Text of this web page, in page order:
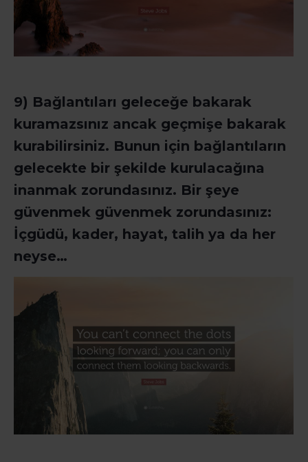
9) Bağlantıları geleceğe bakarak
kuramazsınız ancak geçmişe bakarak
kurabilirsiniz. Bunun için bağlantıların
gelecekte bir şekilde kurulacağına
inanmak zorundasınız. Bir şeye
güvenmek güvenmek zorundasınız:
İçgüdü, kader, hayat, talih ya da her
neyse…